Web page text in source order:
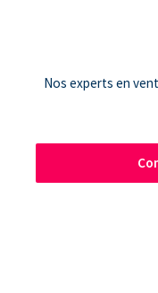
Nos experts en